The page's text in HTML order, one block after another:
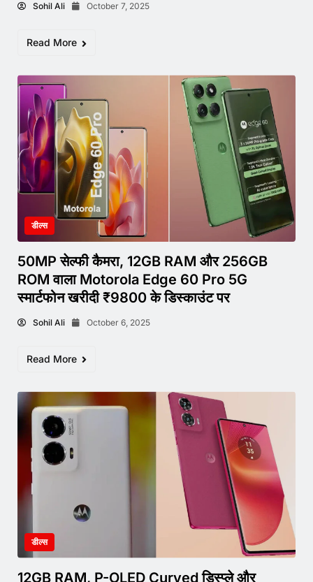
Sohil Ali October 7, 2025
Read More
डील्स
50MP सेल्फी कैमरा, 12GB RAM और 256GB
ROM वाला Motorola Edge 60 Pro 5G
स्मार्टफोन खरीदी ₹9800 के डिस्काउंट पर
Sohil Ali October 6, 2025
Read More
डील्स
12GB RAM, P-OLED Curved डिस्प्ले और